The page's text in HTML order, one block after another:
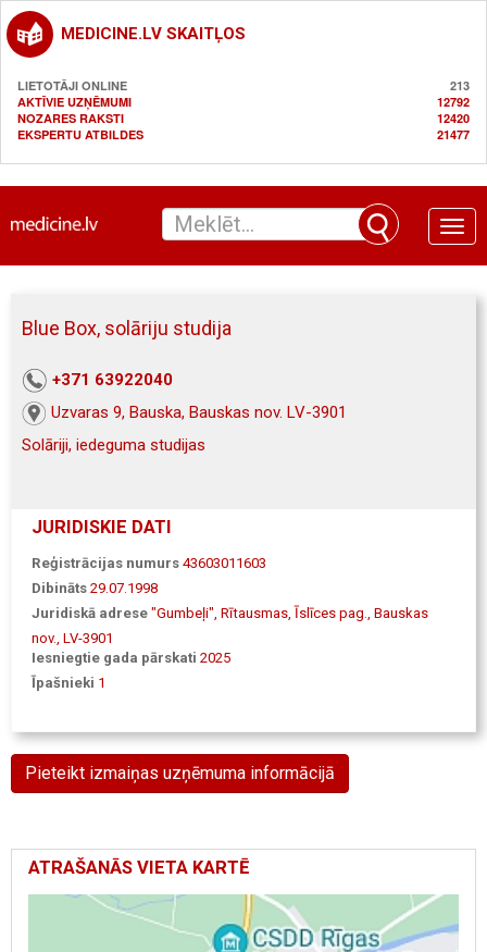
MEDICINE.LV SKAITĻOS
LIETOTĀJI ONLINE
213
AKTĪVIE UZŅĒMUMI
12792
NOZARES RAKSTI
12420
EKSPERTU ATBILDES
21477
Toggle
Blue Box, solāriju studija
+371 63922040
Uzvaras 9, Bauska, Bauskas nov. LV-3901
Solāriji, iedeguma studijas
JURIDISKIE DATI
Reģistrācijas numurs 43603011603
Dibināts 29.07.1998
Juridiskā adrese "Gumbeļi", Rītausmas, Īslīces pag., Bauskas
nov., LV-3901
Iesniegtie gada pārskati 2025
Īpašnieki 1
Pieteikt izmaiņas uzņēmuma informācijā
ATRAŠANĀS VIETA KARTĒ